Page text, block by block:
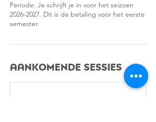
Periode: Je schrijft je in voor het seizoen
2026-2027. Dit is de betaling voor het eerste
semester.
Aankomende sessies